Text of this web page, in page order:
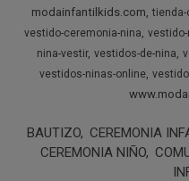
modainfantilkids.com tienda-
vestido-ceremonia-nina vestido-
nina-vestir vestidos-de-nina
vestidos-ninas-online
BAUTIZO CEREMONIA
CEREMONIA NIÑO